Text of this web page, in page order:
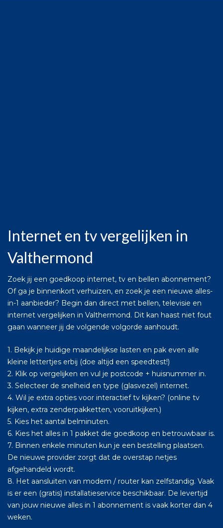
Internet en tv vergelijken in
Valthermond
Zoek jij een goedkoop internet, tv en bellen abonnement?
Of ga je binnenkort verhuizen, en zoek je een nieuwe alles-
in-1 aanbieder? Begin dan direct met bellen, televisie en
internet vergelijken in Valthermond. Dit kan haast niet fout
gaan wanneer jij de volgende volgorde aanhoudt.
1. Bekijk je huidige maandelijkse lasten en pak even alle
kleine lettertjes erbij (doe altijd een speedtest!)
2. Klik op vergelijken en vul je postcode + huisnummer in.
3. Selecteer de snelheid en type (glasvezel) internet.
4. Wil je extra opties voor interactief tv kijken? (online tv
kijken, extra zenderpakketten, vooruitkijken.)
5. Kies het aantal belminuten.
6. Kies het alles in 1 pakket die goedkoop en betrouwbaar is.
7. Binnen enkele minuten kun je een bestelling plaatsen.
De nieuwe provider zorgt dat de overstap netjes
afgehandeld wordt.
8. Het aansluiten van modem / router kan zelfstandig. Vaak
is er een (gratis) installatieservice beschikbaar. De levertijd
van jouw nieuwe alles in 1 abonnement is vaak korter dan 4
weken.